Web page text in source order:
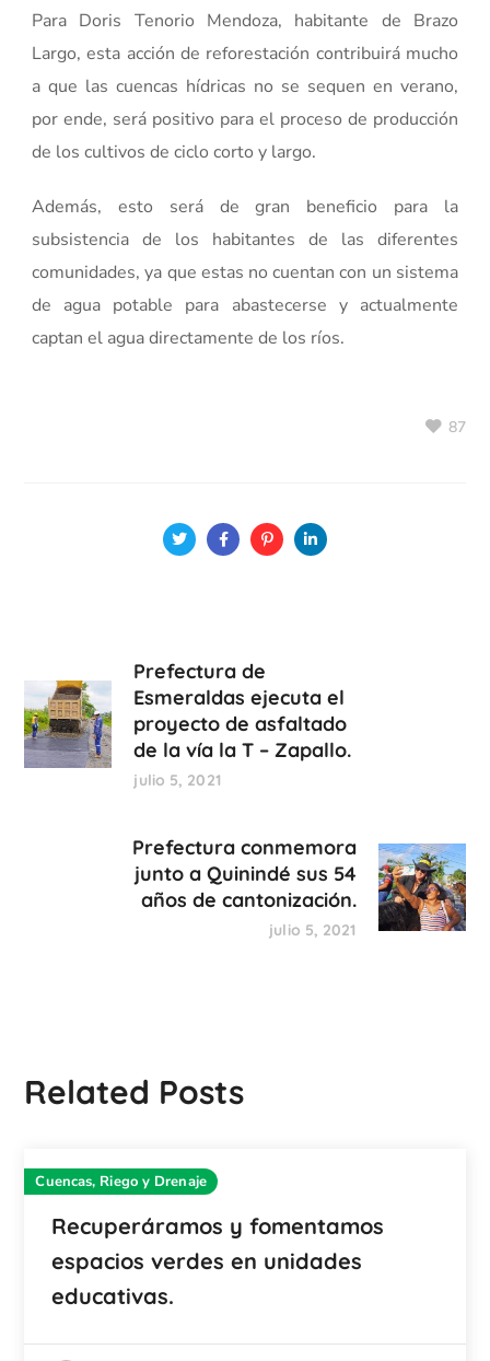
Para Doris Tenorio Mendoza, habitante de Brazo
Largo, esta acción de reforestación contribuirá mucho
a que las cuencas hídricas no se sequen en verano,
por ende, será positivo para el proceso de producción
de los cultivos de ciclo corto y largo.
Además, esto será de gran beneficio para la
subsistencia de los habitantes de las diferentes
comunidades, ya que estas no cuentan con un sistema
de agua potable para abastecerse y actualmente
captan el agua directamente de los ríos.
87
Prefectura de
Esmeraldas ejecuta el
proyecto de asfaltado
de la vía la T – Zapallo.
julio 5, 2021
Prefectura conmemora
junto a Quinindé sus 54
años de cantonización.
julio 5, 2021
Related Posts
Cuencas, Riego y Drenaje
Recuperáramos y fomentamos
espacios verdes en unidades
educativas.